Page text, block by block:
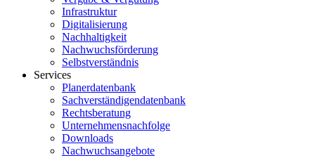
Infrastruktur
Digitalisierung
Nachhaltigkeit
Nachwuchsförderung
Selbstverständnis
Services
Planerdatenbank
Sachverständigendatenbank
Rechtsberatung
Unternehmensnachfolge
Downloads
Nachwuchsangebote